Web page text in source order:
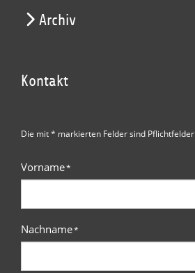
Archiv
Kontakt
Die mit * markierten Felder sind Pflichtfelder
Vorname*
Nachname*